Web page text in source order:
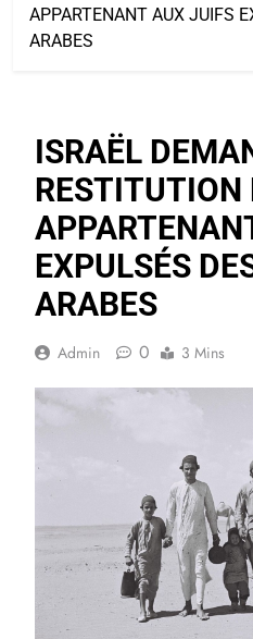
APPARTENANT AUX JUIFS
ARABES
ISRAËL
RESTITUTION
EXPULSÉS
ARABES
Admin 0 3 Mins